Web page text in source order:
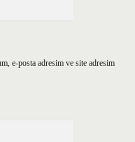
e-posta adresim ve site adresim